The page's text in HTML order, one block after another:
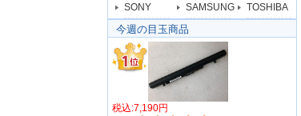
SONY
SAMSUNG TOSHIBA
今週の目玉商品
税込:7,190円